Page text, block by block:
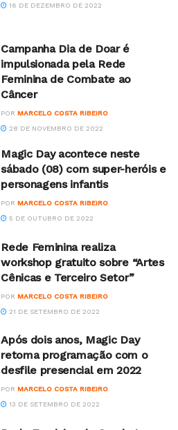
16 DE DEZEMBRO DE 2022
Campanha Dia de Doar é
impulsionada pela Rede
Feminina de Combate ao
Câncer
POR MARCELO COSTA RIBEIRO
28 DE NOVEMBRO DE 2022
Magic Day acontece neste
sábado (08) com super-heróis e
personagens infantis
POR MARCELO COSTA RIBEIRO
5 DE OUTUBRO DE 2022
Rede Feminina realiza
workshop gratuito sobre “Artes
Cênicas e Terceiro Setor”
POR MARCELO COSTA RIBEIRO
21 DE SETEMBRO DE 2022
Após dois anos, Magic Day
retoma programação com o
desfile presencial em 2022
POR MARCELO COSTA RIBEIRO
13 DE SETEMBRO DE 2022